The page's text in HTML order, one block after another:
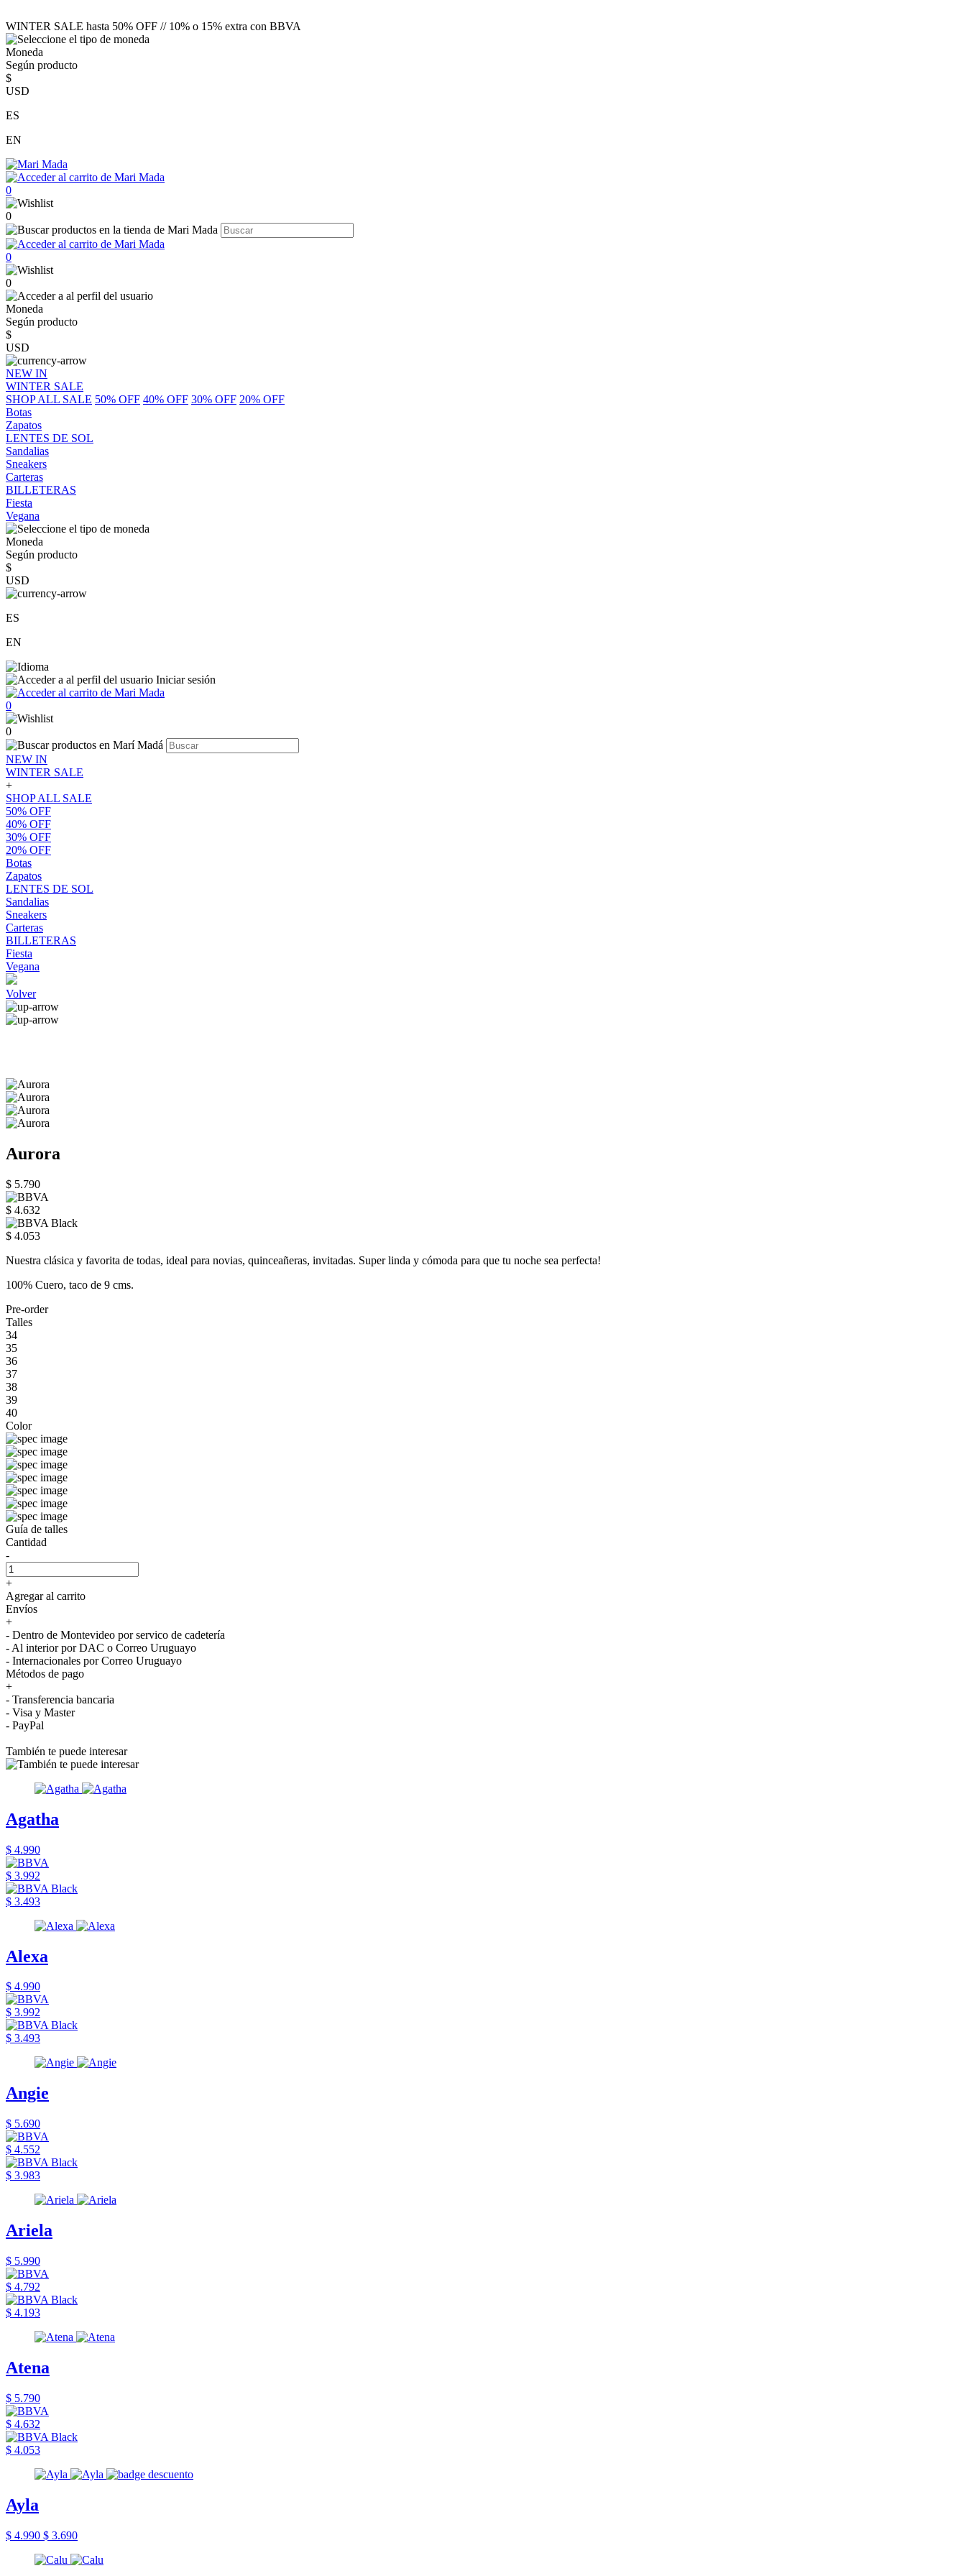
WINTER SALE hasta 50% OFF // 10% o 15% extra con BBVA
Moneda
Según producto
$
USD
ES
EN
0
0
0
0
Moneda
Según producto
$
USD
NEW IN
WINTER SALE
SHOP ALL SALE 50% OFF 40% OFF 30% OFF 20% OFF
Botas
Zapatos
LENTES DE SOL
Sandalias
Sneakers
Carteras
BILLETERAS
Fiesta
Vegana
Moneda
Según producto
$
USD
ES
EN
Iniciar sesión
0
0
NEW IN
WINTER SALE
+
SHOP ALL SALE
50% OFF
40% OFF
30% OFF
20% OFF
Botas
Zapatos
LENTES DE SOL
Sandalias
Sneakers
Carteras
BILLETERAS
Fiesta
Vegana
Volver
Aurora
$ 5.790
$ 4.632
$ 4.053
Nuestra clásica y favorita de todas, ideal para novias, quinceañeras, invitadas. Super linda y cómoda para que tu noche sea perfecta!
100% Cuero, taco de 9 cms.
Pre-order
Talles
34
35
36
37
38
39
40
Color
Guía de talles
Cantidad
-
+
Agregar al carrito
Envíos
+
- Dentro de Montevideo por servico de cadetería
- Al interior por DAC o Correo Uruguayo
- Internacionales por Correo Uruguayo
Métodos de pago
+
- Transferencia bancaria
- Visa y Master
- PayPal
También te puede interesar
Agatha
$ 4.990
$ 3.992
$ 3.493
Alexa
$ 4.990
$ 3.992
$ 3.493
Angie
$ 5.690
$ 4.552
$ 3.983
Ariela
$ 5.990
$ 4.792
$ 4.193
Atena
$ 5.790
$ 4.632
$ 4.053
Ayla
$ 4.990 $ 3.690